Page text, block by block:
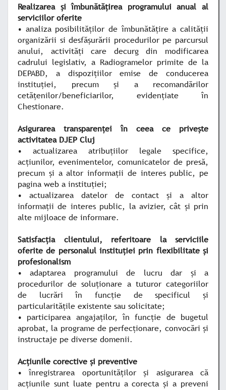
Realizarea şi îmbunătăţirea programului anual al
serviciilor oferite
• analiza posibilităţilor de îmbunătăţire a calităţii
organizării si desfăşurării procedurilor pe parcursul
anului, activităţi care decurg din modificarea
cadrului legislativ, a Radiogramelor primite de la
DEPABD, a dispoziţiilor emise de conducerea
instituţiei, precum şi a recomandărilor
cetăţenilor/beneficiarilor, evidenţiate în
Chestionare.
Asigurarea transparenţei în ceea ce priveşte
activitatea DJEP Cluj
• actualizarea atribuţiilor legale specifice,
acţiunilor, evenimentelor, comunicatelor de presă,
precum şi a altor informaţii de interes public, pe
pagina web a instituţiei;
• actualizarea datelor de contact şi a altor
informaţii de interes public, la avizier, cât şi prin
alte mijloace de informare.
Satisfacţia clientului, referitoare la serviciile
oferite de personalul instituţiei prin flexibilitate şi
profesionalism
• adaptarea programului de lucru dar şi a
procedurilor de soluţionare a tuturor categoriilor
de lucrări în funcţie de specificul şi
particularităţile existente sau solicitate;
• participarea angajaţilor, în funcţie de bugetul
aprobat, la programe de perfecţionare, convocări şi
instructaje pe diverse domenii.
Acţiunile corective şi preventive
• înregistrarea oportunităţilor şi asigurarea că
acţiunile sunt luate pentru a corecta şi a preveni